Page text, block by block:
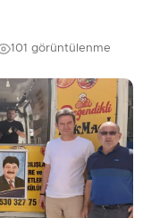
101 görüntülenme